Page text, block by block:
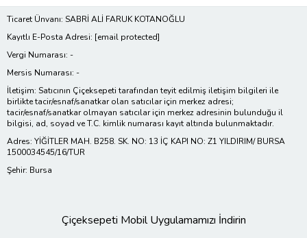
Ticaret Ünvanı: SABRİ ALİ FARUK KOTANOĞLU
Kayıtlı E-Posta Adresi: [email protected]
Vergi Numarası: -
Mersis Numarası: -
İletişim: Satıcının Çiçeksepeti tarafından teyit edilmiş iletişim bilgileri ile
birlikte tacir/esnaf/sanatkar olan satıcılar için merkez adresi;
tacir/esnaf/sanatkar olmayan satıcılar için merkez adresinin bulunduğu il
bilgisi, ad, soyad ve T.C. kimlik numarası kayıt altında bulunmaktadır.
Adres: YİĞİTLER MAH. B258. SK. NO: 13 İÇ KAPI NO: Z1 YILDIRIM/ BURSA
1500034545/16/TUR
Şehir: Bursa
Çiçeksepeti Mobil Uygulamamızı İndirin